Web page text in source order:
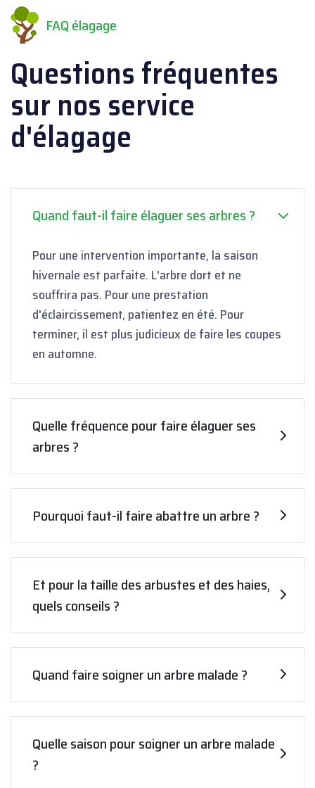
FAQ élagage
Questions fréquentes
sur nos service
d'élagage
Quand faut-il faire élaguer ses arbres ?
Pour une intervention importante, la saison
hivernale est parfaite. L'arbre dort et ne
souffrira pas. Pour une prestation
d'éclaircissement, patientez en été. Pour
terminer, il est plus judicieux de faire les coupes
en automne.
Quelle fréquence pour faire élaguer ses
arbres ?
Pourquoi faut-il faire abattre un arbre ?
Et pour la taille des arbustes et des haies,
quels conseils ?
Quand faire soigner un arbre malade ?
Quelle saison pour soigner un arbre malade
?